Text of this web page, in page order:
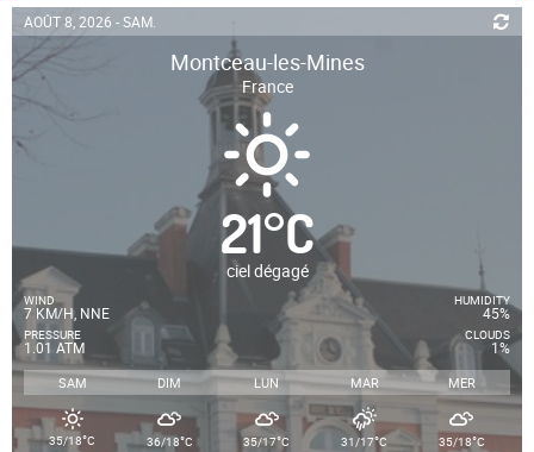
AOÛT 8, 2026 - SAM.
Montceau-les-Mines
France
21°C
ciel dégagé
WIND
7 KM/H, NNE
PRESSURE
1.01 ATM
HUMIDITY
45%
CLOUDS
1%
SAM DIM LUN MAR MER
35/18°C 36/18°C 35/17°C 31/17°C 35/18°C